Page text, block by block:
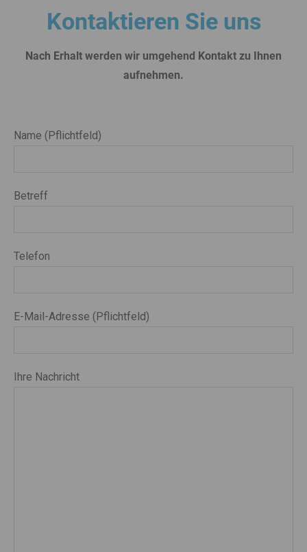
Kontaktieren Sie uns
Nach Erhalt werden wir umgehend Kontakt zu Ihnen
aufnehmen.
Name (Pflichtfeld)
Betreff
Telefon
E-Mail-Adresse (Pflichtfeld)
Ihre Nachricht